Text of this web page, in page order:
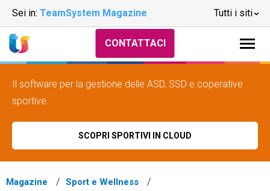
Sei in: TeamSystem Magazine Tutti i siti
CONTATTACI
Il software per la gestione delle ASD, SSD e coperative
sportive.
SCOPRI SPORTIVI IN CLOUD
Magazine
Sport e Wellness